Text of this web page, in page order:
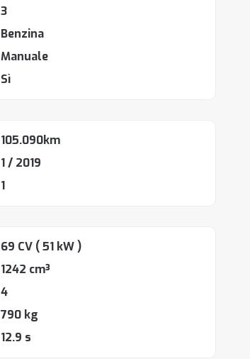
3
Benzina
Manuale
Sì
105.090km
1 / 2019
1
69 CV ( 51 kW )
1242 cm³
4
790 kg
12.9 s